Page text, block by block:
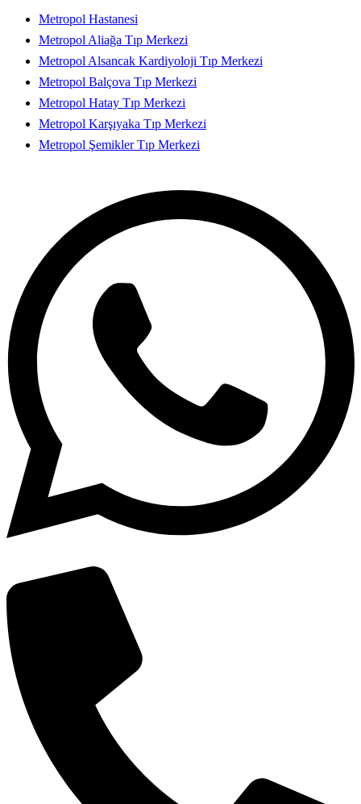
Metropol Hastanesi
Metropol Aliağa Tıp Merkezi
Metropol Alsancak Kardiyoloji Tıp Merkezi
Metropol Balçova Tıp Merkezi
Metropol Hatay Tıp Merkezi
Metropol Karşıyaka Tıp Merkezi
Metropol Şemikler Tıp Merkezi